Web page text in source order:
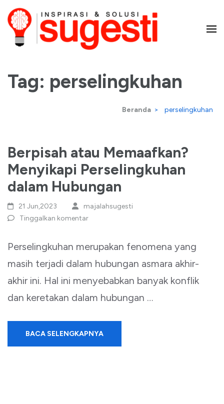
Lompat
ke
konten
Enter)
dan Solusi
Tag: perselingkuhan
Beranda > perselingkuhan
Berpisah atau Memaafkan?
Menyikapi Perselingkuhan
dalam Hubungan
21 Jun,2023
majalahsugesti
Tinggalkan komentar
Perselingkuhan merupakan fenomena yang
masih terjadi dalam hubungan asmara akhir-
akhir ini. Hal ini menyebabkan banyak konflik
dan keretakan dalam hubungan …
BACA SELENGKAPNYA